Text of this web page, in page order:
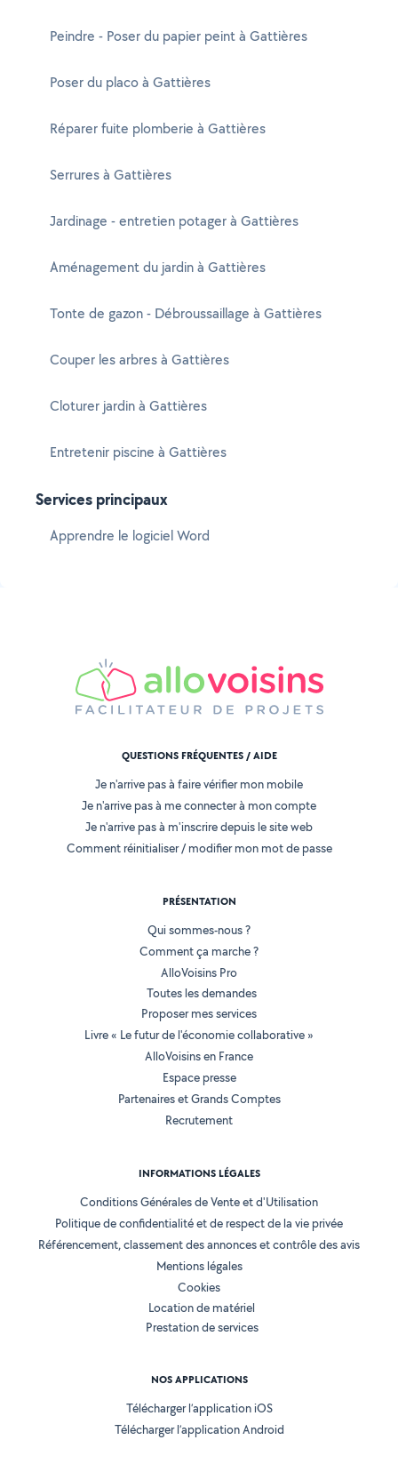
Peindre - Poser du papier peint à Gattières
Poser du placo à Gattières
Réparer fuite plomberie à Gattières
Serrures à Gattières
Jardinage - entretien potager à Gattières
Aménagement du jardin à Gattières
Tonte de gazon - Débroussaillage à Gattières
Couper les arbres à Gattières
Cloturer jardin à Gattières
Entretenir piscine à Gattières
Services principaux
Apprendre le logiciel Word
QUESTIONS FRÉQUENTES / AIDE
Je n'arrive pas à faire vérifier mon mobile
Je n'arrive pas à me connecter à mon compte
Je n'arrive pas à m'inscrire depuis le site web
Comment réinitialiser / modifier mon mot de passe
PRÉSENTATION
Qui sommes-nous ?
Comment ça marche ?
AlloVoisins Pro
Toutes les demandes
Proposer mes services
Livre « Le futur de l'économie collaborative »
AlloVoisins en France
Espace presse
Partenaires et Grands Comptes
Recrutement
INFORMATIONS LÉGALES
Conditions Générales de Vente et d'Utilisation
Politique de confidentialité et de respect de la vie privée
Référencement, classement des annonces et contrôle des avis
Mentions légales
Cookies
Location de matériel
Prestation de services
NOS APPLICATIONS
Télécharger l’application iOS
Télécharger l’application Android